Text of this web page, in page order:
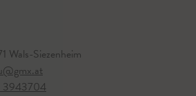
Wals-Siezenheim